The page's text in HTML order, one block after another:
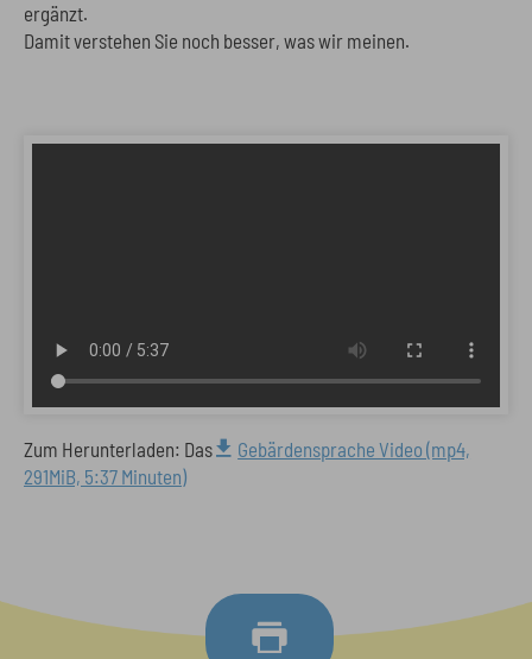
ergänzt.
Damit verstehen Sie noch besser, was wir meinen.
Zum Herunterladen: Das
Gebärdensprache Video (mp4,
291MiB, 5:37 Minuten)